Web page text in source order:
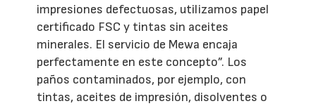
impresiones defectuosas, utilizamos papel
certificado FSC y tintas sin aceites
minerales. El servicio de Mewa encaja
perfectamente en este concepto”. Los
paños contaminados, por ejemplo, con
tintas, aceites de impresión, disolventes o